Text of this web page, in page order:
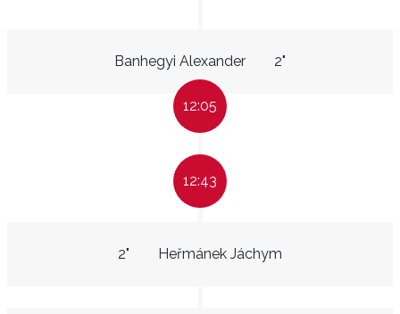
Banhegyi Alexander 2"
12:05
12:43
Heřmánek Jáchym
2"